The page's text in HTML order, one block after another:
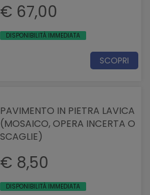
€ 67,00
DISPONIBILITÀ IMMEDIATA
SCOPRI
PAVIMENTO IN PIETRA LAVICA
(MOSAICO, OPERA INCERTA O
SCAGLIE)
€ 8,50
DISPONIBILITÀ IMMEDIATA